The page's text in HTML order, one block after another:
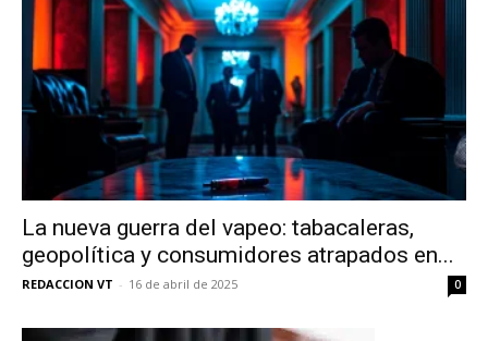
La nueva guerra del vapeo: tabacaleras,
geopolítica y consumidores atrapados en...
REDACCION VT - 16 de abril de 2025 0